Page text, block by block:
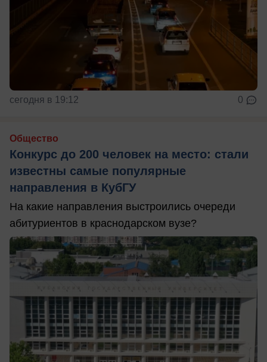
сегодня в 19:12 0
Общество
Конкурс до 200 человек на место: стали
известны самые популярные
направления в КубГУ
На какие направления выстроились очереди
абитуриентов в краснодарском вузе?